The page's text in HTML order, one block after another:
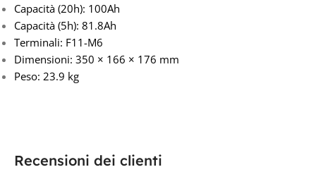
Capacità (20h): 100Ah
Capacità (5h): 81.8Ah
Terminali: F11-M6
Dimensioni: 350 × 166 × 176 mm
Peso: 23.9 kg
Recensioni dei clienti